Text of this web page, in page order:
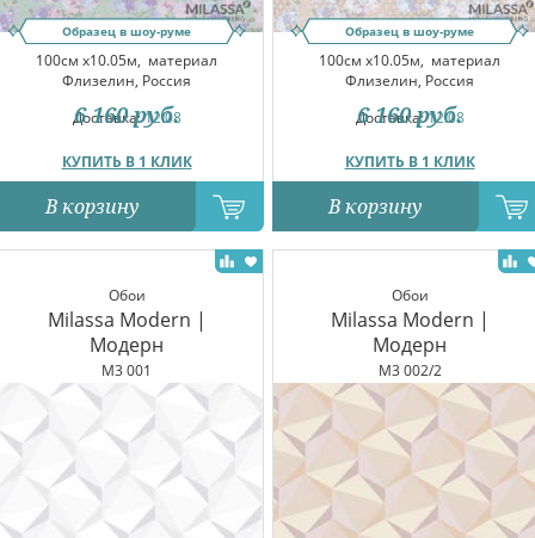
Образец в шоу-руме
100см x10.05м, материал
Флизелин, Россия
Доставка:12.08
КУПИТЬ В 1 КЛИК
6 160 руб.
В корзину
Образец в шоу-руме
100см x10.05м, материал
Флизелин, Россия
Доставка:12.08
КУПИТЬ В 1 КЛИК
6 160 руб.
В корзину
Обои
Milassa Modern |
Модерн
M3 001
Обои
Milassa Modern |
Модерн
M3 002/2